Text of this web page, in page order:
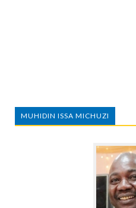
MUHIDIN ISSA MICHUZI